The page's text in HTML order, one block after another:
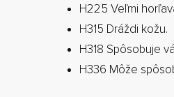
H225 Veľmi
H315 Dráždi kožu.
H318 Spôsobuje
H336 Môže